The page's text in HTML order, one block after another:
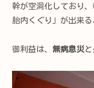
幹が空洞化しており
胎内くぐり」が出来る
御利益は、 無病息災と